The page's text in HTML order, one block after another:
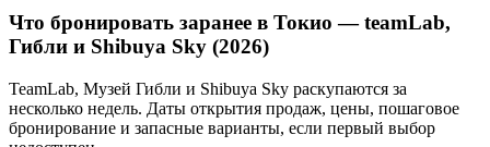
Что бронировать заранее в Токио — teamLab,
Гибли и Shibuya Sky (2026)
TeamLab, Музей Гибли и Shibuya Sky раскупаются за
несколько недель. Даты открытия продаж, цены, пошаговое
бронирование и запасные варианты, если первый выбор